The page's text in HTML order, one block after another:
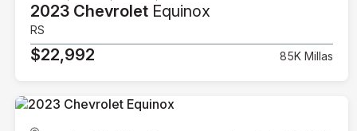
2023 Chevrolet Equinox
RS
$22,992 85K Millas